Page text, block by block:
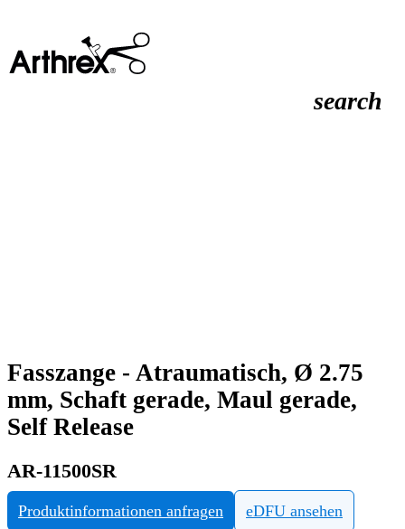
search
Fasszange - Atraumatisch, Ø 2.75
mm, Schaft gerade, Maul gerade,
Self Release
AR-11500SR
Produktinformationen anfragen eDFU ansehen